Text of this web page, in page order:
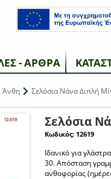
- ΑΡΘΡΑ
Άνθη Σελόσια Νάνα Διπλή
Σελόσια
Κωδικός: 12619
Ιδανικό για
30. Απόσταση
ανθοφορίας